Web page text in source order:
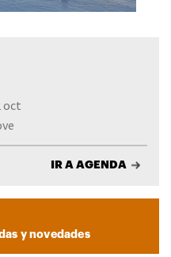
oct
IR A AGENDA
y novedades